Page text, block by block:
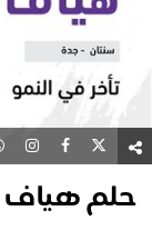
حلم هياف